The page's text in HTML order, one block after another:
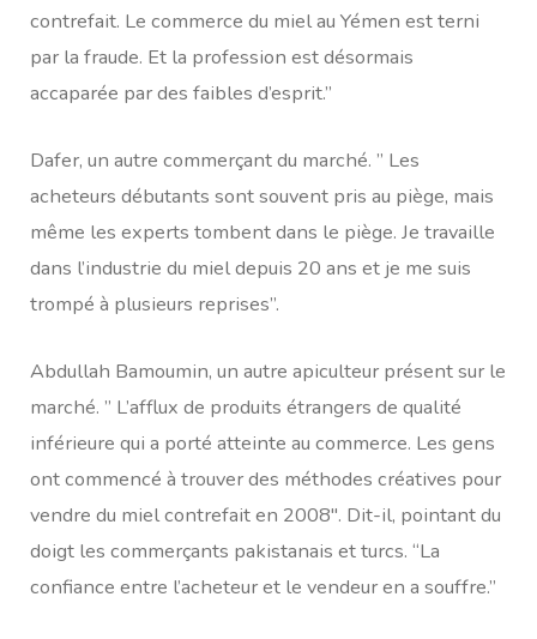
contrefait. Le commerce du miel au Yémen est terni
par la fraude. Et la profession est désormais
accaparée par des faibles d’esprit.”
Dafer, un autre commerçant du marché. ” Les
acheteurs débutants sont souvent pris au piège, mais
même les experts tombent dans le piège. Je travaille
dans l’industrie du miel depuis 20 ans et je me suis
trompé à plusieurs reprises”.
Abdullah Bamoumin, un autre apiculteur présent sur le
marché. ” L’afflux de produits étrangers de qualité
inférieure qui a porté atteinte au commerce. Les gens
ont commencé à trouver des méthodes créatives pour
vendre du miel contrefait en 2008″. Dit-il, pointant du
doigt les commerçants pakistanais et turcs. “La
confiance entre l’acheteur et le vendeur en a souffre.”